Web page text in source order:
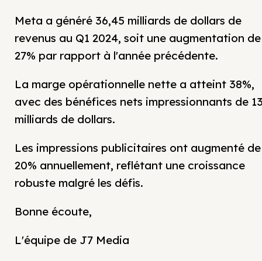
Meta a généré 36,45 milliards de dollars de
revenus au Q1 2024, soit une augmentation de
27% par rapport à l'année précédente.
La marge opérationnelle nette a atteint 38%,
avec des bénéfices nets impressionnants de
milliards de dollars.
Les impressions publicitaires ont augmenté de
20% annuellement, reflétant une croissance
robuste malgré les défis.
Bonne écoute,
L'équipe de J7 Media